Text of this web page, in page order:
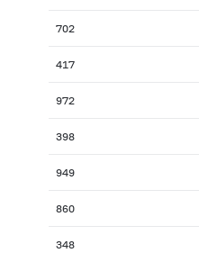
702
417
972
398
949
860
348